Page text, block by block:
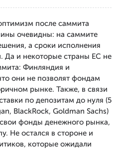
после саммита
очевидны: на саммите
а сроки исполнения
Да и некоторые страны ЕС не
Финляндия и
они не позволят фондам
рынке. Также, в связи
по депозитам до нуля (5
BlackRock, Goldman Sachs)
фонды денежного рынка,
Не остался в стороне и
которые ожидали